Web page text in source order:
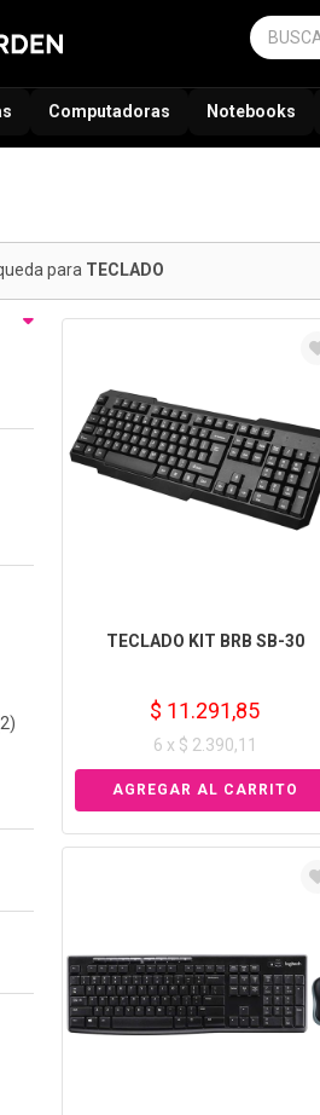
Computadoras Notebooks
para TECLADO
TECLADO KIT BRB SB-30
$ 11.291,85
6 x $ 2.390,11